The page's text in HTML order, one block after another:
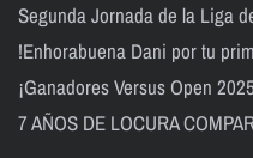
Segunda Jornada de la Liga
!Enhorabuena Dani por tu
¡Ganadores Versus Open
7 AÑOS DE LOCURA